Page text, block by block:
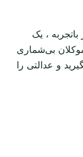
، یک
بی‌شماری
و عدالتی را